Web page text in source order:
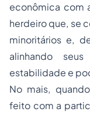
econômica com
herdeiro que, se
minoritários e,
alinhando
estabilidade e
No mais,
feito com a